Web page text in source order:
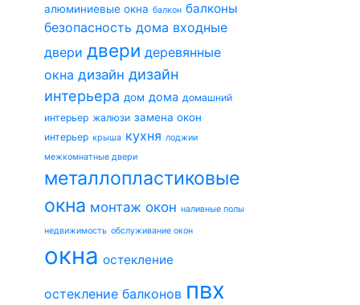
алюминиевые окна балкон балконы
безопасность дома входные
двери двери деревянные
окна дизайн дизайн
интерьера дом дома домашний
интерьер жалюзи замена окон
интерьер крыша кухня лоджии
межкомнатные двери
металлопластиковые
окна монтаж окон наливные полы
недвижимость обслуживание окон
окна остекление
остекление балконов пвх